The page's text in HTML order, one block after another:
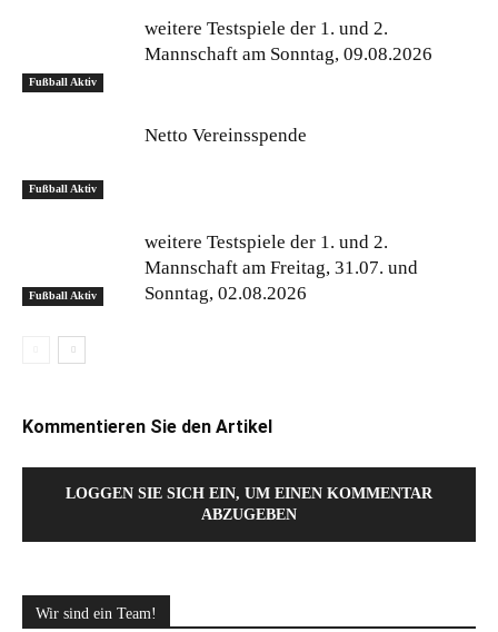
Fußball Aktiv
weitere Testspiele der 1. und 2.
Mannschaft am Sonntag, 09.08.2026
Fußball Aktiv
Netto Vereinsspende
Fußball Aktiv
weitere Testspiele der 1. und 2.
Mannschaft am Freitag, 31.07. und
Sonntag, 02.08.2026
Kommentieren Sie den Artikel
LOGGEN SIE SICH EIN, UM EINEN KOMMENTAR
ABZUGEBEN
Wir sind ein Team!